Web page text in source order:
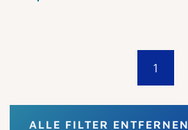
1
ALLE FILTER ENTFERNEN